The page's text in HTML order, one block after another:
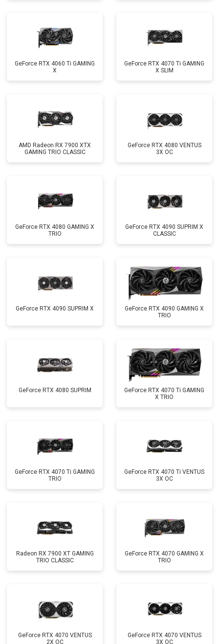
GeForce RTX 4060 Ti GAMING
X
GeForce RTX 4070 Ti GAMING
X SLIM
AMD Radeon RX 7900 XTX
GAMING TRIO CLASSIC
GeForce RTX 4080 VENTUS
3X OC
GeForce RTX 4080 GAMING X
TRIO
GeForce RTX 4090 SUPRIM X
CLASSIC
GeForce RTX 4090 SUPRIM X
GeForce RTX 4090 GAMING X
TRIO
GeForce RTX 4080 SUPRIM
GeForce RTX 4070 Ti GAMING
X TRIO
GeForce RTX 4070 Ti GAMING
TRIO
GeForce RTX 4070 Ti VENTUS
3X OC
Radeon RX 7900 XT GAMING
TRIO CLASSIC
GeForce RTX 4070 GAMING X
TRIO
GeForce RTX 4070 VENTUS
2X OC
GeForce RTX 4070 VENTUS
3X OC